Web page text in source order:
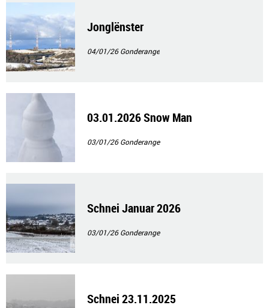
Jonglënster
04/01/26Gonderange
03.01.2026 Snow Man
03/01/26Gonderange
Schnei Januar 2026
03/01/26Gonderange
Schnei 23.11.2025